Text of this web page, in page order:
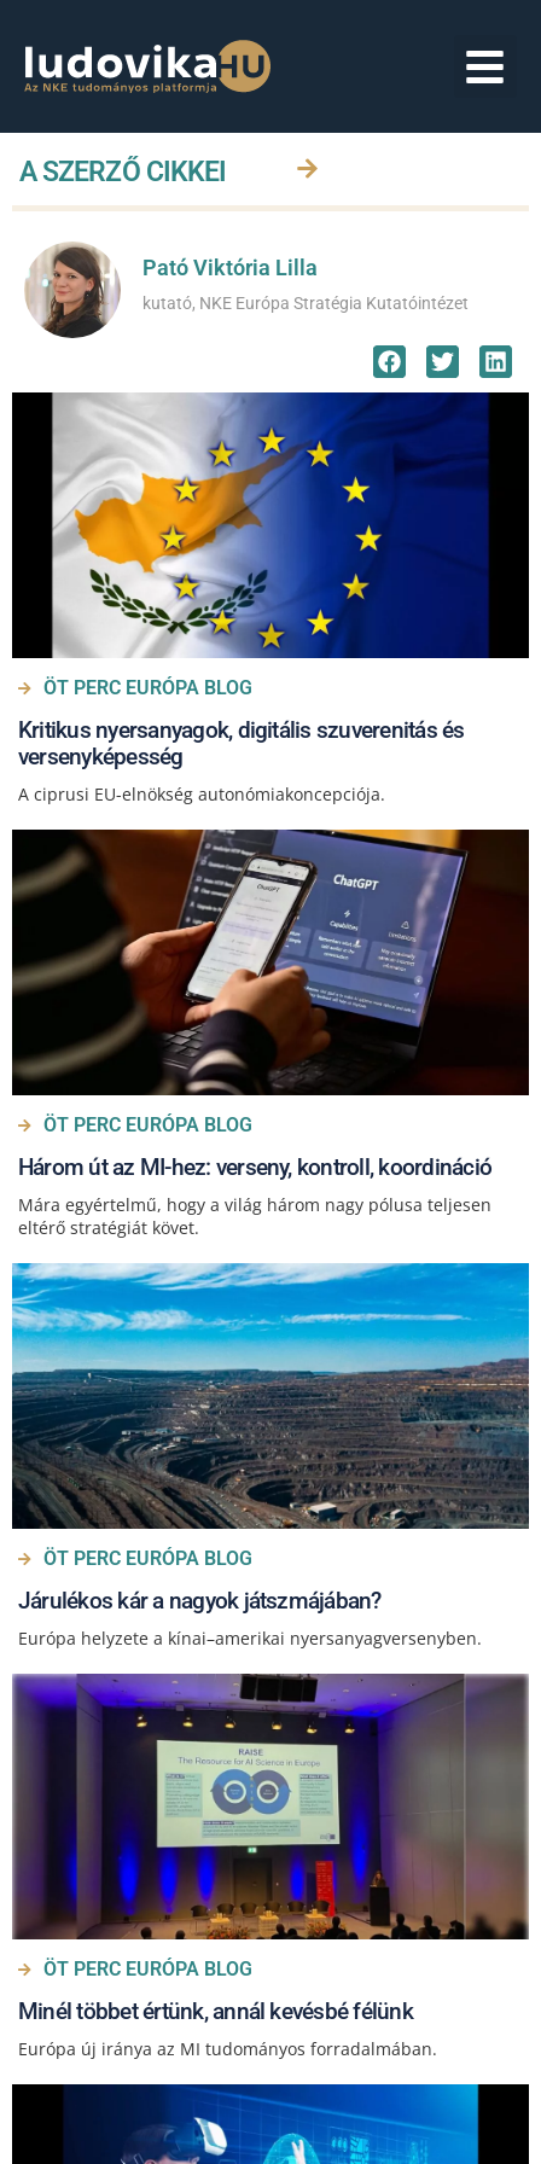
A SZERZŐ CIKKEI
Pató Viktória Lilla
kutató, NKE Európa Stratégia Kutatóintézet
ÖT PERC EURÓPA BLOG
Kritikus nyersanyagok, digitális szuverenitás és
versenyképesség
A ciprusi EU-elnökség autonómiakoncepciója.
ÖT PERC EURÓPA BLOG
Három út az MI-hez: verseny, kontroll, koordináció
Mára egyértelmű, hogy a világ három nagy pólusa teljesen
eltérő stratégiát követ.
ÖT PERC EURÓPA BLOG
Járulékos kár a nagyok játszmájában?
Európa helyzete a kínai–amerikai nyersanyagversenyben.
ÖT PERC EURÓPA BLOG
Minél többet értünk, annál kevésbé félünk
Európa új iránya az MI tudományos forradalmában.